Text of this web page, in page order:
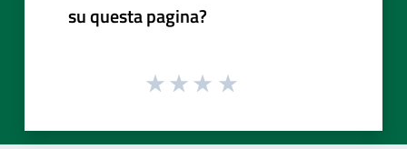
su questa pagina?